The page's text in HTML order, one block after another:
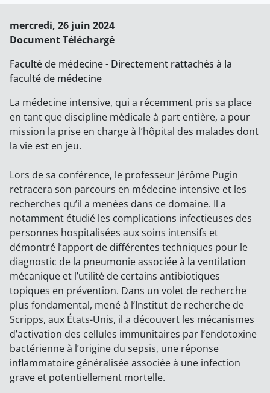
mercredi, 26 juin 2024
Document Téléchargé
Faculté de médecine - Directement rattachés à la
faculté de médecine
La médecine intensive, qui a récemment pris sa place
en tant que discipline médicale à part entière, a pour
mission la prise en charge à l’hôpital des malades dont
la vie est en jeu.
Lors de sa conférence, le professeur Jérôme Pugin
retracera son parcours en médecine intensive et les
recherches qu’il a menées dans ce domaine. Il a
notamment étudié les complications infectieuses des
personnes hospitalisées aux soins intensifs et
démontré l’apport de différentes techniques pour le
diagnostic de la pneumonie associée à la ventilation
mécanique et l’utilité de certains antibiotiques
topiques en prévention. Dans un volet de recherche
plus fondamental, mené à l’Institut de recherche de
Scripps, aux États-Unis, il a découvert les mécanismes
d’activation des cellules immunitaires par l’endotoxine
bactérienne à l’origine du sepsis, une réponse
inflammatoire généralisée associée à une infection
grave et potentiellement mortelle.